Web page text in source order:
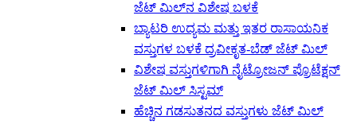
ಜೆಟ್ ಮಿಲ್‌ನ ವಿಶೇಷ ಬಳಕೆ
ಬ್ಯಾಟರಿ ಉದ್ಯಮ ಮತ್ತು ಇತರ ರಾಸಾಯನಿಕ
ವಸ್ತುಗಳ ಬಳಕೆ ದ್ರವೀಕೃತ-ಬೆಡ್ ಜೆಟ್ ಮಿಲ್
ವಿಶೇಷ ವಸ್ತುಗಳಿಗಾಗಿ ನೈಟ್ರೋಜನ್ ಪ್ರೊಟೆಕ್ಷನ್
ಜೆಟ್ ಮಿಲ್ ಸಿಸ್ಟಮ್
ಹೆಚ್ಚಿನ ಗಡಸುತನದ ವಸ್ತುಗಳು ಜೆಟ್ ಮಿಲ್